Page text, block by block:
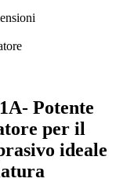
Potente
per il
ideale